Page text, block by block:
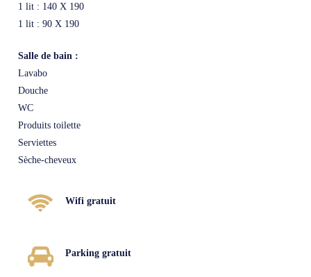
1 lit : 140 X 190
1 lit : 90 X 190
Salle de bain :
Lavabo
Douche
WC
Produits toilette
Serviettes
Sèche-cheveux
Wifi gratuit
Parking gratuit